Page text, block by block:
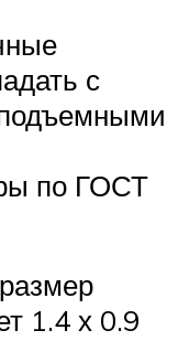
с
по ГОСТ
1.4 х 0.9